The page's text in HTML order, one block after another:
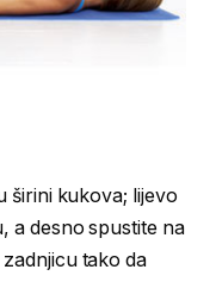
širini kukova; lijevo
a desno spustite na
tako da